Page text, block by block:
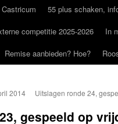
55 plus schaken,
competitie 2025-2026 In
Remise aanbieden? Hoe?
2014 Uitslagen ronde 24,
gespeeld op